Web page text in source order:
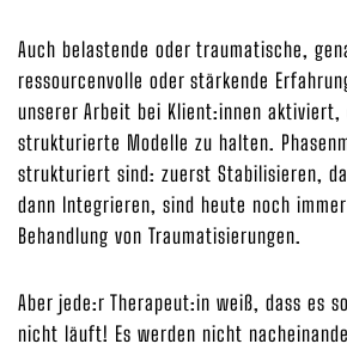
Auch belastende oder traumatische,
ressourcenvolle oder stärkende
unserer Arbeit bei Klient:innen
strukturierte Modelle zu halten.
strukturiert sind: zuerst Stabilisieren,
dann Integrieren, sind heute noch
Behandlung von Traumatisierungen.
Aber jede:r Therapeut:in weiß, dass es
nicht läuft! Es werden nicht